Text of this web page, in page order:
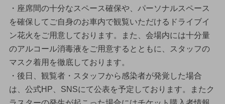
・座席間の十分なスペース確保や、パーソナルスペース
を確保してご自身のお車内で観覧いただけるドライブイ
ン花火をご用意しております。また、会場内には十分量
のアルコール消毒液をご用意するとともに、スタッフの
マスク着用を徹底しております。
・後日、観覧者・スタッフから感染者が発覚した場合
は、公式HP、SNSにて公表を予定しております。またク